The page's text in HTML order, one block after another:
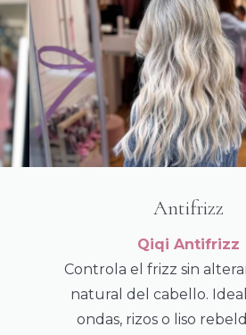
Antifrizz
Qiqi Antifrizz
Controla el frizz sin
natural del cabello.
ondas, rizos o liso